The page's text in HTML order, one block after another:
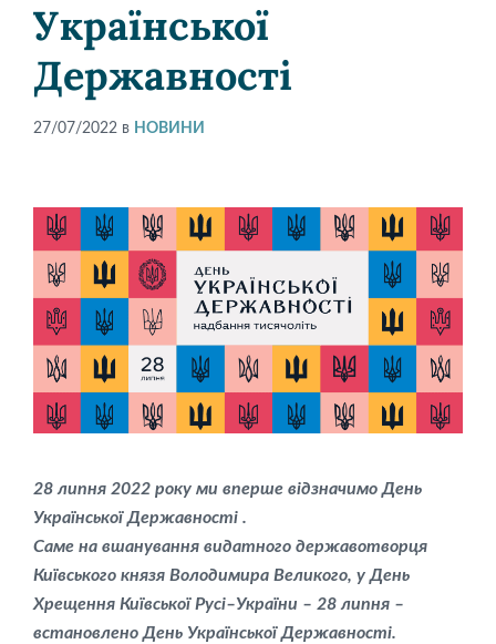
Української
Державності
27/07/2022 в НОВИНИ
28 липня 2022 року ми вперше відзначимо День
Української Державності .
Саме на вшанування видатного державотворця
Київського князя Володимира Великого, у День
Хрещення Київської Русі–України – 28 липня –
встановлено День Української Державності.